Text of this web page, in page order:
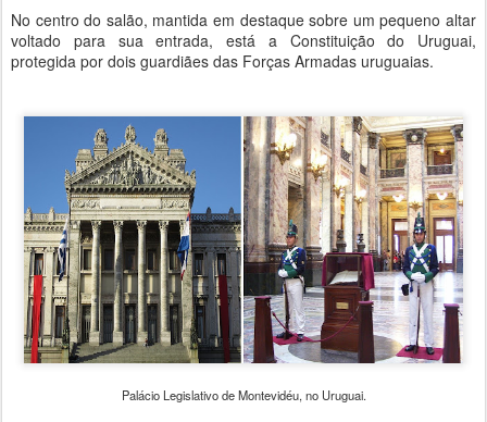
No centro do salão, mantida em destaque sobre um pequeno altar
voltado para sua entrada, está a Constituição do Uruguai,
protegida por dois guardiães das Forças Armadas uruguaias.
Palácio Legislativo de Montevidéu, no Uruguai.